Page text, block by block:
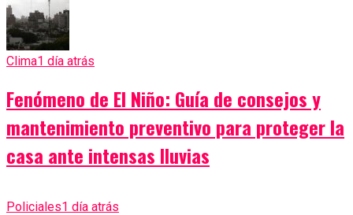
Clima1 día atrás
Fenómeno de El Niño: Guía de consejos y
mantenimiento preventivo para proteger la
casa ante intensas lluvias
Policiales1 día atrás